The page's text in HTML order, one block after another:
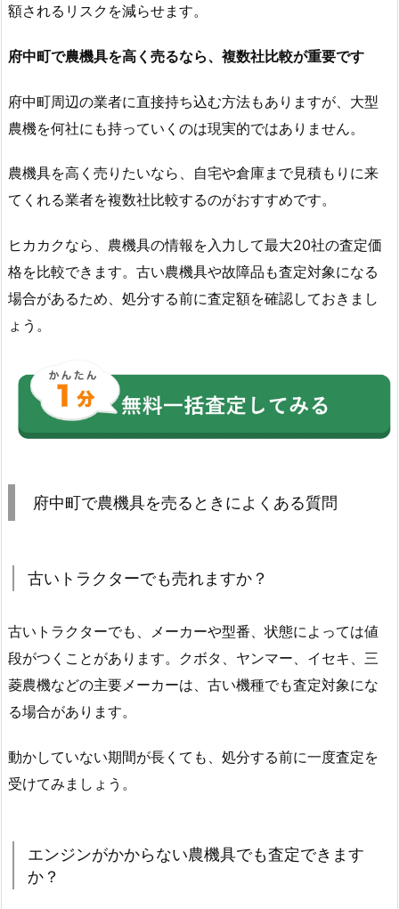
額されるリスクを減らせます。
府中町で農機具を高く売るなら、複数社比較が重要です
府中町周辺の業者に直接持ち込む方法もありますが、大型
農機を何社にも持っていくのは現実的ではありません。
農機具を高く売りたいなら、自宅や倉庫まで見積もりに来
てくれる業者を複数社比較するのがおすすめです。
ヒカカクなら、農機具の情報を入力して最大20社の査定価
格を比較できます。古い農機具や故障品も査定対象になる
場合があるため、処分する前に査定額を確認しておきまし
ょう。
府中町で農機具を売るときによくある質問
古いトラクターでも売れますか？
古いトラクターでも、メーカーや型番、状態によっては値
段がつくことがあります。クボタ、ヤンマー、イセキ、三
菱農機などの主要メーカーは、古い機種でも査定対象にな
る場合があります。
動かしていない期間が長くても、処分する前に一度査定を
受けてみましょう。
エンジンがかからない農機具でも査定できます
か？